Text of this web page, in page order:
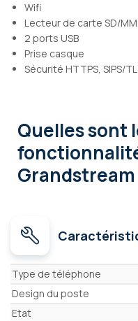
Wifi
Lecteur de carte SD/
2 ports USB
Prise casque
Sécurité HTTPS, SIPS/
Quelles sont
Grandstream
Caractéristiques
Type de téléphone
Design du poste
Etat